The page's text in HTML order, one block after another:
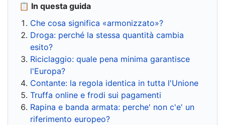
📋 In questa guida
Che cosa significa «armonizzato»?
Droga: perché la stessa quantità cambia
esito?
Riciclaggio: quale pena minima garantisce
l'Europa?
Contante: la regola identica in tutta l'Unione
Truffa online e frodi sui pagamenti
Rapina e banda armata: perche' non c'e' un
riferimento europeo?